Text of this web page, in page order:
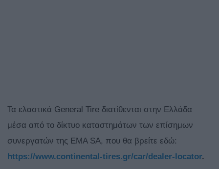
Τα ελαστικά General Tire διατίθενται στην Ελλάδα
μέσα από το δίκτυο καταστημάτων των επίσημων
συνεργατών της ΕΜΑ SA, που θα βρείτε εδώ:
https://www.continental-tires.gr/car/dealer-locator.